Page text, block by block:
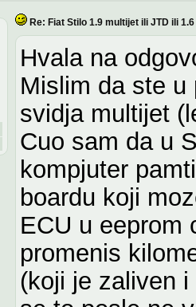
Re: Fiat Stilo 1.9 multijet ili JTD ili
Hvala na
Mislim da ste
svidja multijet
Cuo sam da u
kompjuter
boardu koji
ECU u eeprom
promenis
(koji je zaliven